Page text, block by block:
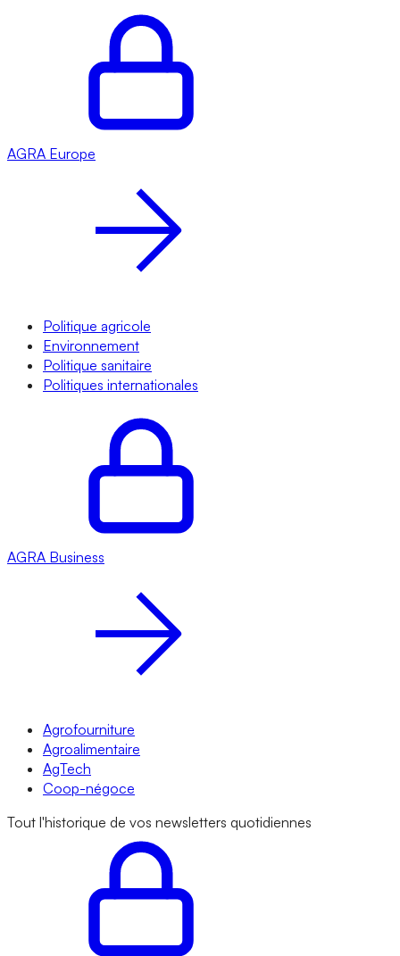
AGRA Europe
Politique agricole
Environnement
Politique sanitaire
Politiques internationales
AGRA Business
Agrofourniture
Agroalimentaire
AgTech
Coop-négoce
Tout l'historique de vos newsletters quotidiennes